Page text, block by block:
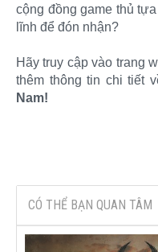
cộng đồng game thủ
lĩnh để đón nhận?
Hãy truy cập vào trang
thêm thông tin chi tiết
Nam!
CÓ THỂ BẠN QUAN TÂM